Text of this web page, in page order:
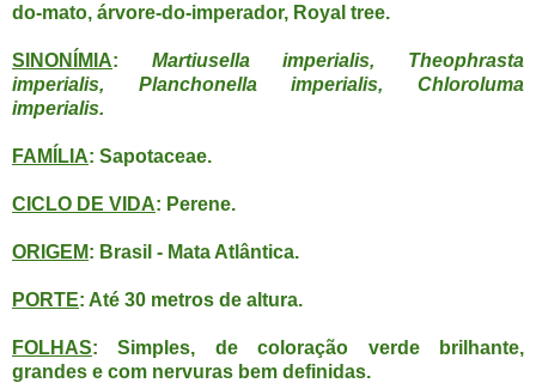
do-mato, árvore-do-imperador, Royal tree.
SINONÍMIA: Martiusella imperialis, Theophrasta
imperialis, Planchonella imperialis, Chloroluma
imperialis.
FAMÍLIA: Sapotaceae.
CICLO DE VIDA: Perene.
ORIGEM: Brasil - Mata Atlântica.
PORTE: Até 30 metros de altura.
FOLHAS: Simples, de coloração verde brilhante,
grandes e com nervuras bem definidas.